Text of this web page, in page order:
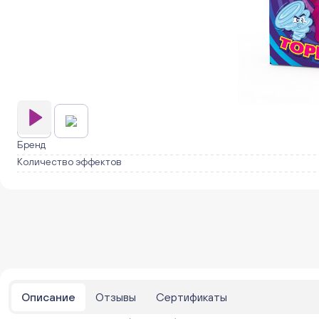
Бренд
Количество эффектов
Описание Отзывы
Сертификаты